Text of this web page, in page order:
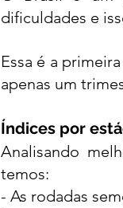
dificuldades e
Essa é a
apenas um
Índices por
Analisando
temos:
- As rodadas